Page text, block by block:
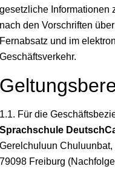
gesetzliche Informationen
nach den Vorschriften
Fernabsatz und im
Geschäftsverkehr.
1.1. Für die
Sprachschule
Gerelchuluun Chuluunbat,
79098 Freiburg